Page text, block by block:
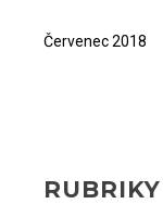
Červenec 2018
RUBRIKY